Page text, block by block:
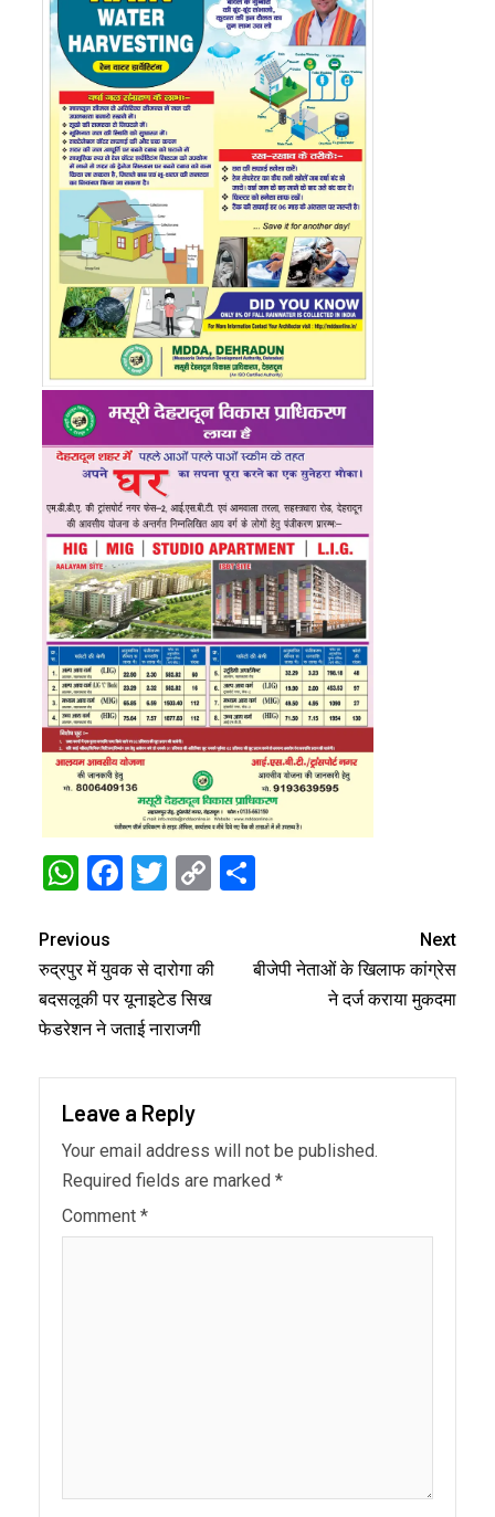
WhatsApp
Facebook
Twitter
Copy
Previous
रुद्रपुर में युवक से दारोगा की
बदसलूकी पर यूनाइटेड सिख
फेडरेशन ने जताई नाराजगी
Next
बीजेपी नेताओं के खिलाफ कांग्रेस
ने दर्ज कराया मुकदमा
Leave a Reply
Your email address will not be published.
Required fields are marked *
Comment *